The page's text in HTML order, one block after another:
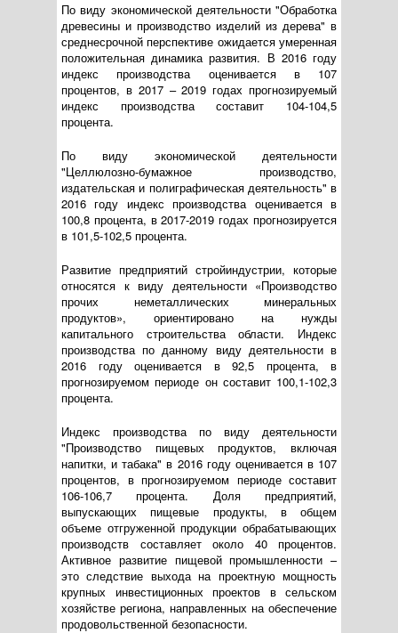
По виду экономической деятельности "Обработка
древесины и производство изделий из дерева" в
среднесрочной перспективе ожидается умеренная
положительная динамика развития. В 2016 году
индекс производства оценивается в 107
процентов, в 2017 – 2019 годах прогнозируемый
индекс производства составит 104-104,5
процента.
По виду экономической деятельности
"Целлюлозно-бумажное производство,
издательская и полиграфическая деятельность" в
2016 году индекс производства оценивается в
100,8 процента, в 2017-2019 годах прогнозируется
в 101,5-102,5 процента.
Развитие предприятий стройиндустрии, которые
относятся к виду деятельности «Производство
прочих неметаллических минеральных
продуктов», ориентировано на нужды
капитального строительства области. Индекс
производства по данному виду деятельности в
2016 году оценивается в 92,5 процента, в
прогнозируемом периоде он составит 100,1-102,3
процента.
Индекс производства по виду деятельности
"Производство пищевых продуктов, включая
напитки, и табака" в 2016 году оценивается в 107
процентов, в прогнозируемом периоде составит
106-106,7 процента. Доля предприятий,
выпускающих пищевые продукты, в общем
объеме отгруженной продукции обрабатывающих
производств составляет около 40 процентов.
Активное развитие пищевой промышленности –
это следствие выхода на проектную мощность
крупных инвестиционных проектов в сельском
хозяйстве региона, направленных на обеспечение
продовольственной безопасности.